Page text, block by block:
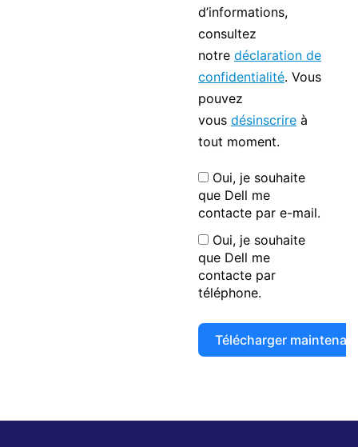
d’informations,
consultez
notre déclaration de
confidentialité. Vous
pouvez
vous désinscrire à
tout moment.
Oui, je souhaite
que Dell me
contacte par e-mail.
Oui, je souhaite
que Dell me
contacte par
téléphone.
Télécharger